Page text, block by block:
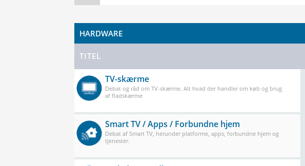
HARDWARE
TITEL
TV-skærme
Debat og råd om TV-skærme. Alt hvad der handler om køb og brug
af fladskærme
Smart TV / Apps / Forbundne hjem
Debat af Smart TV, herunder platforme, apps, forbundne hjem og
tjenester.